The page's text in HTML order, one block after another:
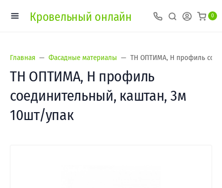
Кровельный онлайн 0
Главная Фасадные материалы ТН ОПТИМА, Н профиль
ТН ОПТИМА, Н профиль
соединительный, каштан, 3м
10шт/упак